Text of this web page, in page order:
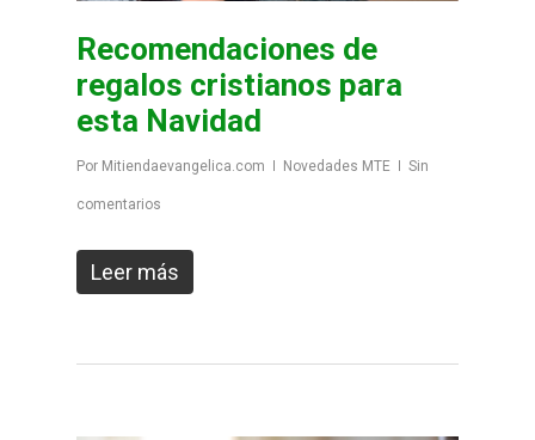
Recomendaciones de
regalos cristianos para
esta Navidad
Por Mitiendaevangelica.com Novedades MTE Sin
comentarios
Leer más